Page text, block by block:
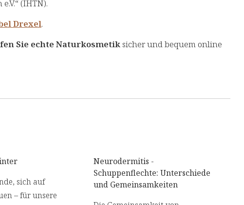
(IHTN).
Drexel.
Sie echte Naturkosmetiksicher und bequem online
sich auf
– für unsere
Neurodermitis -
Schuppenflechte: Unterschiede
und Gemeinsamkeiten